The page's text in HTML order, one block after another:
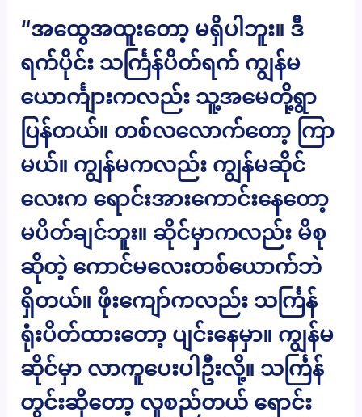
“အထွေအထူးတော့ မရှိပါဘူး။ ဒီ
ရက်ပိုင်း သင်္ကြန်ပိတ်ရက် ကျွန်မ
ယောင်္ကျားကလည်း သူ့အမေတို့ရွာ
ပြန်တယ်။ တစ်လလောက်တော့ ကြာ
မယ်။ ကျွန်မကလည်း ကျွန်မဆိုင်
လေးက ရောင်းအားကောင်းနေတော့
မပိတ်ချင်ဘူး။ ဆိုင်မှာကလည်း မိစု
ဆိုတဲ့ ကောင်မလေးတစ်ယောက်ဘဲ
ရှိတယ်။ ဖိုးကျော်ကလည်း သင်္ကြန်
ရုံးပိတ်ထားတော့ ပျင်းနေမှာ။ ကျွန်မ
ဆိုင်မှာ လာကူပေးပါဦးလို့။ သင်္ကြန်
တွင်းဆိုတော့ လူစည်တယ် ရောင်း